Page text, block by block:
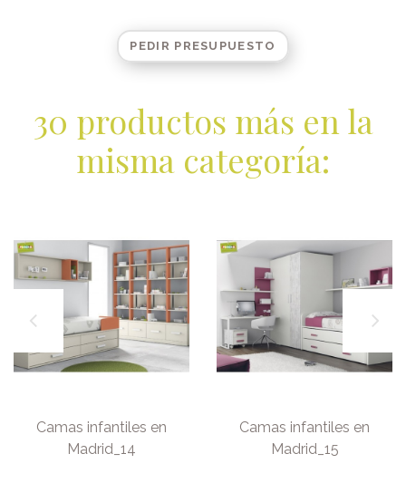
PEDIR PRESUPUESTO
30 productos más en la
misma categoría:
Camas infantiles en
Madrid_14
Camas infantiles en
Madrid_15